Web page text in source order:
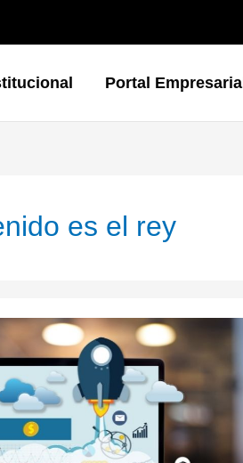
Portal Empresarial
es el rey